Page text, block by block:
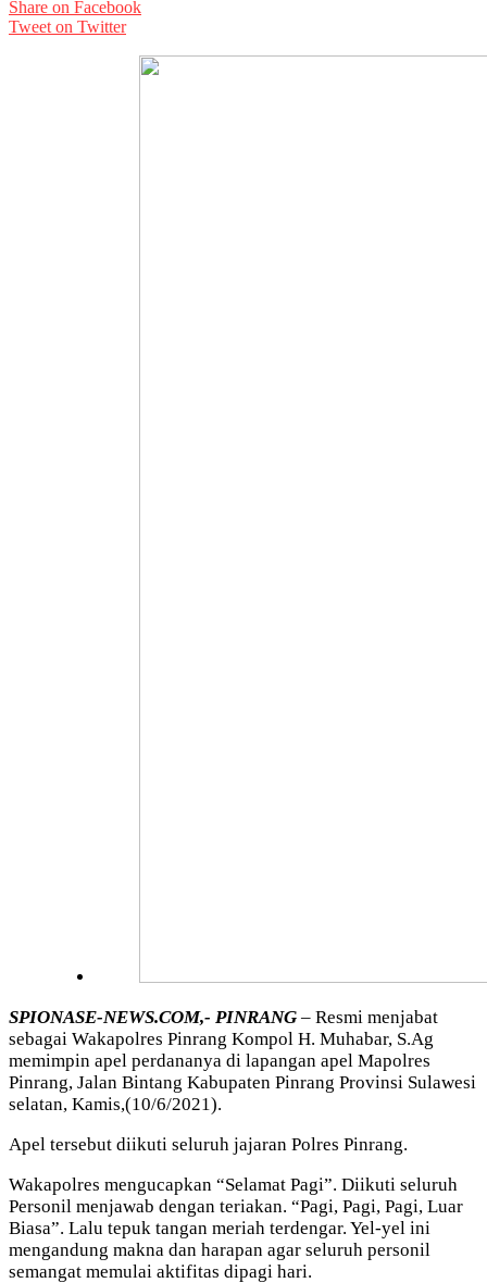
Share on Facebook
Tweet on Twitter
SPIONASE-NEWS.COM,- PINRANG – Resmi menjabat
sebagai Wakapolres Pinrang Kompol H. Muhabar, S.Ag
memimpin apel perdananya di lapangan apel Mapolres
Pinrang, Jalan Bintang Kabupaten Pinrang Provinsi Sulawesi
selatan, Kamis,(10/6/2021).
Apel tersebut diikuti seluruh jajaran Polres Pinrang.
Wakapolres mengucapkan “Selamat Pagi”. Diikuti seluruh
Personil menjawab dengan teriakan. “Pagi, Pagi, Pagi, Luar
Biasa”. Lalu tepuk tangan meriah terdengar. Yel-yel ini
mengandung makna dan harapan agar seluruh personil
semangat memulai aktifitas dipagi hari.